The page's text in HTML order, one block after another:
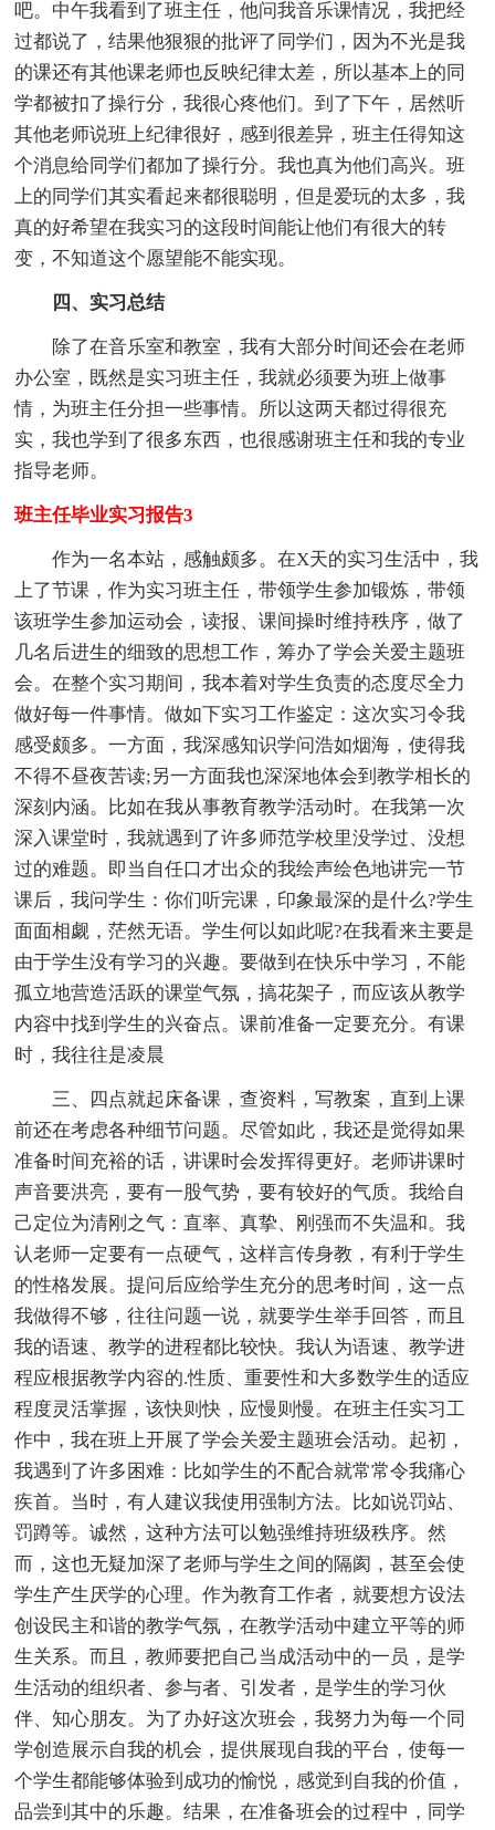
吧。中午我看到了班主任，他问我音乐课情况，我把经
过都说了，结果他狠狠的批评了同学们，因为不光是我
的课还有其他课老师也反映纪律太差，所以基本上的同
学都被扣了操行分，我很心疼他们。到了下午，居然听
其他老师说班上纪律很好，感到很差异，班主任得知这
个消息给同学们都加了操行分。我也真为他们高兴。班
上的同学们其实看起来都很聪明，但是爱玩的太多，我
真的好希望在我实习的这段时间能让他们有很大的转
变，不知道这个愿望能不能实现。
四、实习总结
除了在音乐室和教室，我有大部分时间还会在老师
办公室，既然是实习班主任，我就必须要为班上做事
情，为班主任分担一些事情。所以这两天都过得很充
实，我也学到了很多东西，也很感谢班主任和我的专业
指导老师。
班主任毕业实习报告3
作为一名本站，感触颇多。在X天的实习生活中，我
上了节课，作为实习班主任，带领学生参加锻炼，带领
该班学生参加运动会，读报、课间操时维持秩序，做了
几名后进生的细致的思想工作，筹办了学会关爱主题班
会。在整个实习期间，我本着对学生负责的态度尽全力
做好每一件事情。做如下实习工作鉴定：这次实习令我
感受颇多。一方面，我深感知识学问浩如烟海，使得我
不得不昼夜苦读;另一方面我也深深地体会到教学相长的
深刻内涵。比如在我从事教育教学活动时。在我第一次
深入课堂时，我就遇到了许多师范学校里没学过、没想
过的难题。即当自任口才出众的我绘声绘色地讲完一节
课后，我问学生：你们听完课，印象最深的是什么?学生
面面相觑，茫然无语。学生何以如此呢?在我看来主要是
由于学生没有学习的兴趣。要做到在快乐中学习，不能
孤立地营造活跃的课堂气氛，搞花架子，而应该从教学
内容中找到学生的兴奋点。课前准备一定要充分。有课
时，我往往是凌晨
三、四点就起床备课，查资料，写教案，直到上课
前还在考虑各种细节问题。尽管如此，我还是觉得如果
准备时间充裕的话，讲课时会发挥得更好。老师讲课时
声音要洪亮，要有一股气势，要有较好的气质。我给自
己定位为清刚之气：直率、真挚、刚强而不失温和。我
认老师一定要有一点硬气，这样言传身教，有利于学生
的性格发展。提问后应给学生充分的思考时间，这一点
我做得不够，往往问题一说，就要学生举手回答，而且
我的语速、教学的进程都比较快。我认为语速、教学进
程应根据教学内容的.性质、重要性和大多数学生的适应
程度灵活掌握，该快则快，应慢则慢。在班主任实习工
作中，我在班上开展了学会关爱主题班会活动。起初，
我遇到了许多困难：比如学生的不配合就常常令我痛心
疾首。当时，有人建议我使用强制方法。比如说罚站、
罚蹲等。诚然，这种方法可以勉强维持班级秩序。然
而，这也无疑加深了老师与学生之间的隔阂，甚至会使
学生产生厌学的心理。作为教育工作者，就要想方设法
创设民主和谐的教学气氛，在教学活动中建立平等的师
生关系。而且，教师要把自己当成活动中的一员，是学
生活动的组织者、参与者、引发者，是学生的学习伙
伴、知心朋友。为了办好这次班会，我努力为每一个同
学创造展示自我的机会，提供展现自我的平台，使每一
个学生都能够体验到成功的愉悦，感觉到自我的价值，
品尝到其中的乐趣。结果，在准备班会的过程中，同学